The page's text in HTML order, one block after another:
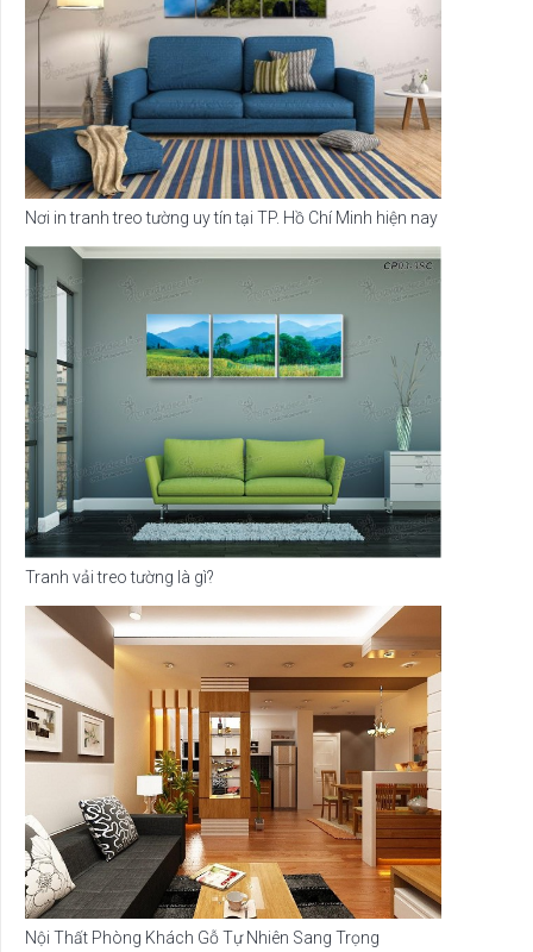
Nơi in tranh treo tường uy tín tại TP. Hồ Chí Minh hiện nay
Tranh vải treo tường là gì?
Nội Thất Phòng Khách Gỗ Tự Nhiên Sang Trọng